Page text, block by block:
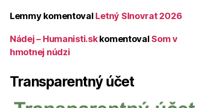
Lemmy komentoval Letný Slnovrat 2026
Nádej – Humanisti.skkomentoval Som v
hmotnej núdzi
Transparentný účet